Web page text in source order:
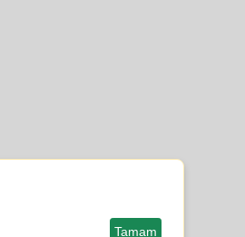
Tamam